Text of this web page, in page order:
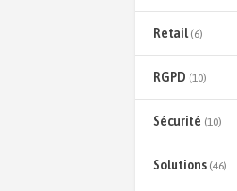
Retail(6)
RGPD (10)
Sécurité (10)
Solutions(46)